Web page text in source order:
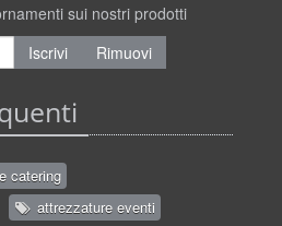
sui nostri prodotti
Iscrivi
Rimuovi
catering
attrezzature eventi